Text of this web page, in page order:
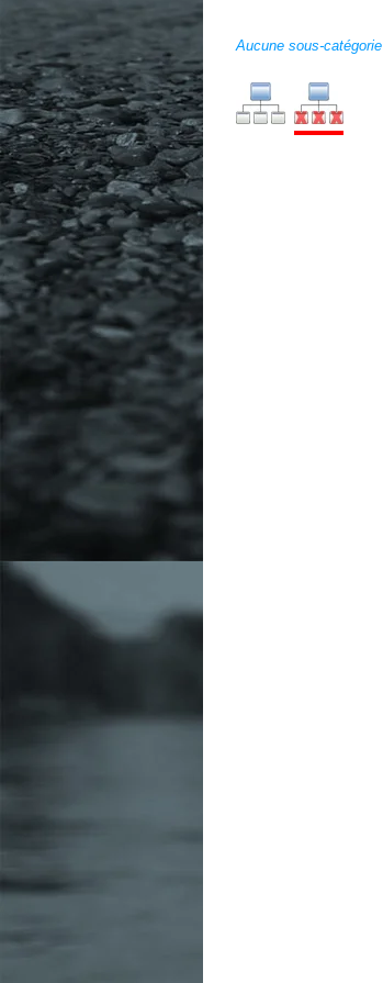
Aucune sous-catégorie